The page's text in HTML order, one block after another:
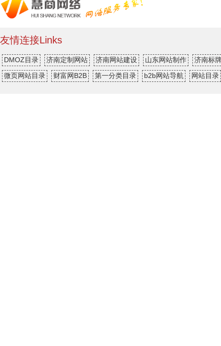
友情连接Links
DMOZ目录 济南定制网站 济南网站建设 山东网站制作
济南标
微页网站目录
财富网B2B 第一分类目录 b2b网站导航 网站目录